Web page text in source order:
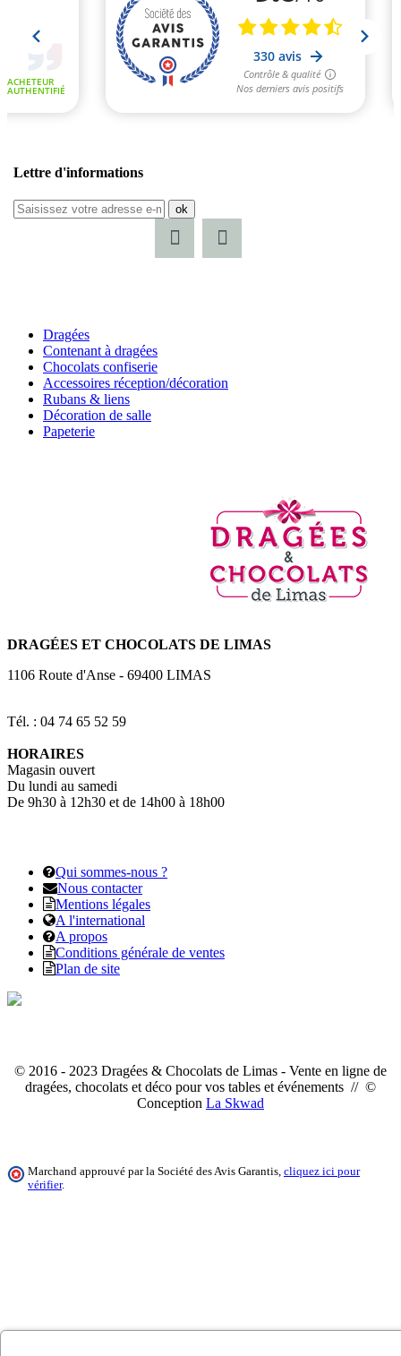
Lettre d'informations
ok
Dragées
Contenant à dragées
Chocolats confiserie
Accessoires réception/décoration
Rubans & liens
Décoration de salle
Papeterie
DRAGÉES ET CHOCOLATS DE LIMAS
1106 Route d'Anse - 69400 LIMAS
Tél. : 04 74 65 52 59
HORAIRES
Magasin ouvert
Du lundi au samedi
De 9h30 à 12h30 et de 14h00 à 18h00
Qui sommes-nous ?
Nous contacter
Mentions légales
A l'international
A propos
Conditions générale de ventes
Plan de site
© 2016 - 2023 Dragées & Chocolats de Limas - Vente en ligne de
dragées, chocolats et déco pour vos tables et événements // ©
Conception La Skwad
Marchand approuvé par la Société des Avis Garantis, cliquez ici pour
vérifier.